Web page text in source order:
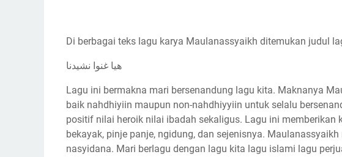
Di berbagai teks lagu karya Maulanassyaikh ditemukan judul
هيا غنوا نشيدنا
Lagu ini bermakna mari bersenandung lagu kita. Maknanya
baik nahdhiyiin maupun non-nahdhiyyiin untuk selalu
positif nilai heroik nilai ibadah sekaligus. Lagu ini memberikan
bekayak, pinje panje, ngidung, dan sejenisnya.
nasyidana. Mari berlagu dengan lagu kita lagu islami lagu